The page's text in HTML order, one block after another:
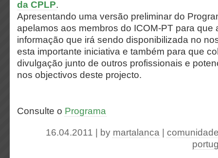
da CPLP.
Apresentando uma versão preliminar do
apelamos aos membros do ICOM-PT para que
informação que irá sendo disponibilizada no
esta importante iniciativa e também para que
divulgação junto de outros profissionais e
nos objectivos deste projecto.
Consulte o Programa
16.04.2011 | by martalanca